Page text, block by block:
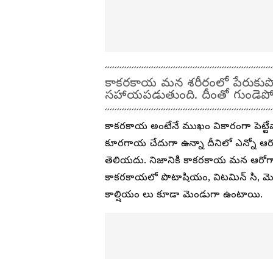
కాకరకాయ మన శరీరంలో
సహాయపడుతుంది. దీంతో
కాకరకాయ అంటేనే ముఖం వికారంగా
కూరగాయ చేదుగా ఉన్నా దీనిలో ఎన్నో
తెలియదు. నిజానికి కాకరకాయ మన
కాకరకాయలో పొటాషియం, విటమిన్ సి,
కాల్షియం లు కూడా మెండుగా ఉంటాయి.